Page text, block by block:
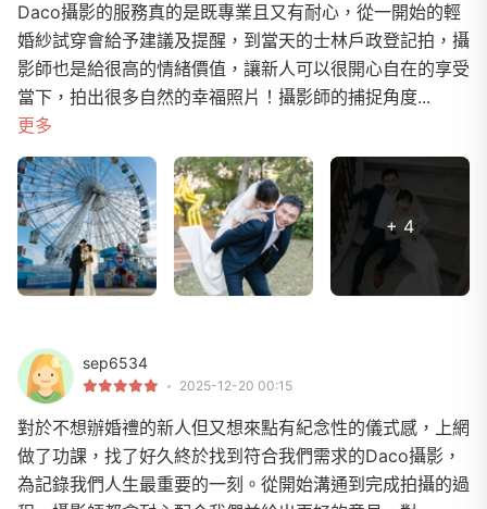
Daco攝影的服務真的是既專業且又有耐心，從一開始的輕
婚紗試穿會給予建議及提醒，到當天的士林戶政登記拍，攝
影師也是給很高的情緒價值，讓新人可以很開心自在的享受
當下，拍出很多自然的幸福照片！攝影師的捕捉角度...
更多
+ 4
sep6534
2025-12-20 00:15
對於不想辦婚禮的新人但又想來點有紀念性的儀式感，上網
做了功課，找了好久終於找到符合我們需求的Daco攝影，
為記錄我們人生最重要的一刻。從開始溝通到完成拍攝的過